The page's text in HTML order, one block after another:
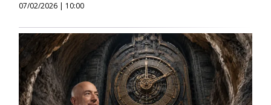
07/02/2026 | 10:00